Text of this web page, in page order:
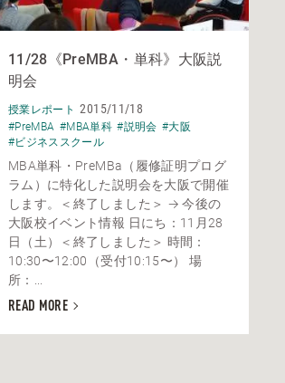
11/28《PreMBA・単科》大阪説
明会
授業レポート 2015/11/18
#PreMBA #MBA単科 #説明会 #大阪
#ビジネススクール
MBA単科・PreMBa（履修証明プログ
ラム）に特化した説明会を大阪で開催
します。＜終了しました＞ → 今後の
大阪校イベント情報 日にち：11月28
日（土）＜終了しました＞ 時間：
10:30〜12:00（受付10:15〜） 場
所：...
READ MORE